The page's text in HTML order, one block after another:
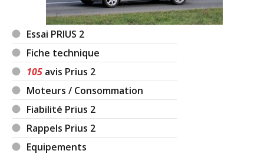
Essai PRIUS 2
Fiche technique
105 avis Prius 2
Moteurs / Consommation
Fiabilité Prius 2
Rappels Prius 2
Equipements